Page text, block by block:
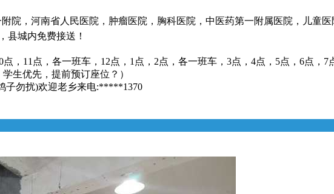
院，河南省人民医院，肿瘤医院，胸科医院，中医药第一附属医院，儿童
县城内免费接送！
，11点，各一班车，12点，1点，2点，各一班车，3点，4点，5点，6点，7
生优先，提前预订座位？）
子勿扰)欢迎老乡来电:*****1370